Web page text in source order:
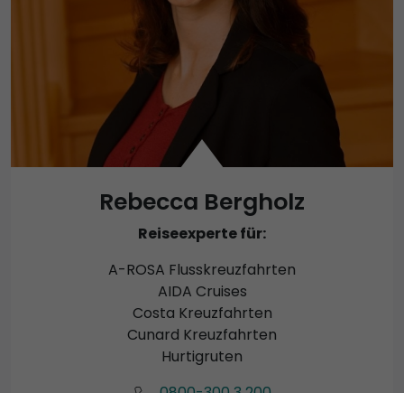
Rebecca Bergholz
Reiseexperte für:
A-ROSA Flusskreuzfahrten
AIDA Cruises
Costa Kreuzfahrten
Cunard Kreuzfahrten
Hurtigruten